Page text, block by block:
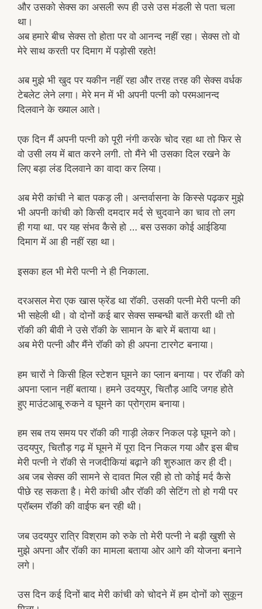
और उसको सेक्स का असली रूप ही उसे उस मंडली से पता चला
था।
अब हमारे बीच सेक्स तो होता पर वो आनन्द नहीं रहा। सेक्स तो वो
मेरे साथ करती पर दिमाग में पड़ोसी रहते!
अब मुझे भी खुद पर यकीन नहीं रहा और तरह तरह की सेक्स वर्धक
टेबलेट लेने लगा। मेरे मन में भी अपनी पत्नी को परमआनन्द
दिलवाने के ख्याल आते।
एक दिन मैं अपनी पत्नी को पूरी नंगी करके चोद रहा था तो फिर से
वो उसी लय में बात करने लगी. तो मैंने भी उसका दिल रखने के
लिए बड़ा लंड दिलवाने का वादा कर लिया।
अब मेरी कांची ने बात पकड़ ली। अन्तर्वासना के किस्से पढ़कर मुझे
भी अपनी कांची को किसी दमदार मर्द से चुदवाने का चाव तो लग
ही गया था. पर यह संभव कैसे हो … बस उसका कोई आईडिया
दिमाग में आ ही नहीं रहा था।
इसका हल भी मेरी पत्नी ने ही निकाला.
दरअसल मेरा एक खास फ्रेंड था रॉकी. उसकी पत्नी मेरी पत्नी की
भी सहेली थी। वो दोनों कई बार सेक्स सम्बन्धी बातें करती थी तो
रॉकी की बीवी ने उसे रॉकी के सामान के बारे में बताया था।
अब मेरी पत्नी और मैंने रॉकी को ही अपना टारगेट बनाया।
हम चारों ने किसी हिल स्टेशन घूमने का प्लान बनाया। पर रॉकी को
अपना प्लान नहीं बताया। हमने उदयपुर, चितौड़ आदि जगह होते
हुए माउंटआबू रुकने व घूमने का प्रोग्राम बनाया।
हम सब तय समय पर रॉकी की गाड़ी लेकर निकल पड़े घूमने को।
उदयपुर, चितौड़ गढ़ में घूमने में पूरा दिन निकल गया और इस बीच
मेरी पत्नी ने रॉकी से नजदीकियां बढ़ाने की शुरुआत कर ही दी।
अब जब सेक्स की सामने से दावत मिल रही हो तो कोई मर्द कैसे
पीछे रह सकता है। मेरी कांची और रॉकी की सेटिंग तो हो गयी पर
प्रॉब्लम रॉकी की वाईफ बन रही थी।
जब उदयपुर रात्रि विश्राम को रुके तो मेरी पत्नी ने बड़ी खुशी से
मुझे अपना और रॉकी का मामला बताया ओर आगे की योजना बनाने
लगे।
उस दिन कई दिनों बाद मेरी कांची को चोदने में हम दोनों को सुकून